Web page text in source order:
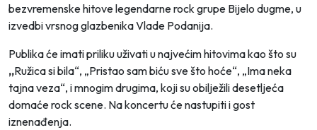
bezvremenske hitove legendarne rock grupe Bijelo dugme, u
izvedbi vrsnog glazbenika Vlade Podanija.
Publika će imati priliku uživati u najvećim hitovima kao što su
„Ružica si bila“, „Pristao sam biću sve što hoće“, „Ima neka
tajna veza“, i mnogim drugima, koji su obilježili desetljeća
domaće rock scene. Na koncertu će nastupiti i gost
iznenađenja.